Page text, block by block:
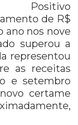
Positivo
de R$
ano nos nove
superou a
representou
as receitas
e setembro
certame